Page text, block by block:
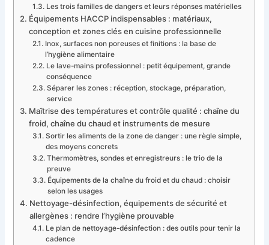
Les trois familles de dangers et leurs réponses matérielles
Équipements HACCP indispensables : matériaux,
conception et zones clés en cuisine professionnelle
Inox, surfaces non poreuses et finitions : la base de
l’hygiène alimentaire
Le lave-mains professionnel : petit équipement, grande
conséquence
Séparer les zones : réception, stockage, préparation,
service
Maîtrise des températures et contrôle qualité : chaîne du
froid, chaîne du chaud et instruments de mesure
Sortir les aliments de la zone de danger : une règle simple,
des moyens concrets
Thermomètres, sondes et enregistreurs : le trio de la
preuve
Équipements de la chaîne du froid et du chaud : choisir
selon les usages
Nettoyage-désinfection, équipements de sécurité et
allergènes : rendre l’hygiène prouvable
Le plan de nettoyage-désinfection : des outils pour tenir la
cadence